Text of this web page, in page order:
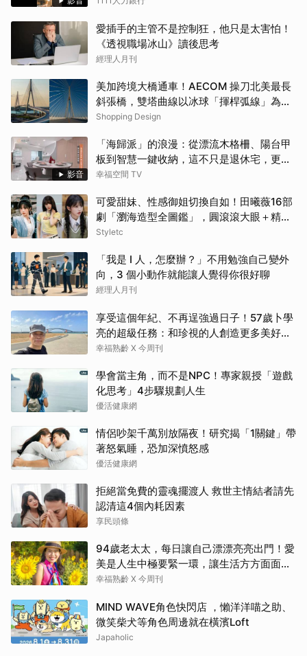
愛插手的主管不是控制狂，他只是太害怕！
《透視職場冰山》讀後思考
經理人月刊
美加跨境大橋通車！AECOM 操刀北美最長
斜張橋，雙塔曲線以冰球「揮桿弧線」為靈
感
Shopping Design
影音
「海歸派」的浪漫：從漂流木格柵、陽台甲
板到智慧一鍵收納，這不只是退休宅，更是
遊子的心靈港灣！！
幸福空間 TV
可愛甜妹、性感御姐切換自如！田曦薇16部
劇「瀏海造型全圖鑑」，圓滾滾大眼＋精緻
小臉比例太完美
Styletc
「我是 I 人，怎麼辦？」不用勉強自己變外
向，3 個小動作就能讓人覺得你很好聊
經理人月刊
享受這個年紀、不再逞強過日子！57歲卜學
亮的超級任務：和珍視的人創造更多美好記
憶
幸福熟齡 X 今周刊
學會當主角，而不是NPC！專家親授「遊戲
化思考」4步驟規劃人生
優活健康網
情侶吵架千萬別放隔夜！研究揭「1關鍵」帶
著怒氣睡，恐加深憤怒感
優活健康網
拒絕當免費的靈魂擺渡人 救世主情結者請先
認清這4個內耗因素
享民頭條
94歲老太太，每日讓自己漂漂亮亮出門！愛
美是人生中極要緊一環，讓生活方方面面，
更加豐富有樂趣
幸福熟齡 X 今周刊
MIND WAVE角色快閃店 ，懶洋洋喵之助、
微笑柴犬等角色周邊就在橫濱Loft
Japaholic